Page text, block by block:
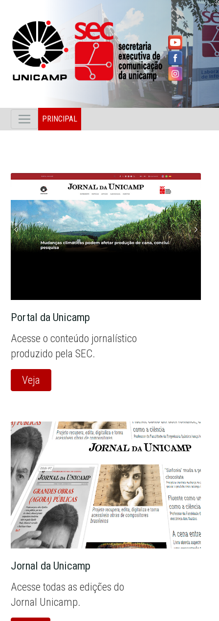
PRINCIPAL
Portal da Unicamp
Acesse o conteúdo jornalístico
produzido pela SEC.
Veja
Jornal da Unicamp
Acesse todas as edições do
Jornal Unicamp.